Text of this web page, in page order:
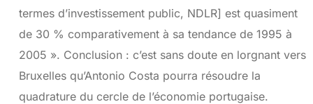
termes d’investissement public, NDLR] est quasiment
de 30 % comparativement à sa tendance de 1995 à
2005 ». Conclusion : c’est sans doute en lorgnant vers
Bruxelles qu’Antonio Costa pourra résoudre la
quadrature du cercle de l’économie portugaise.